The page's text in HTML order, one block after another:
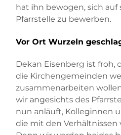
hat ihn bewogen, sich auf
Pfarrstelle zu bewerben.
Vor Ort Wurzeln
Dekan Eisenberg ist froh,
die Kirchengemeinden
zusammenarbeiten
wir angesichts des
nun anläuft, Kolleginnen
die mit den Verhältnissen